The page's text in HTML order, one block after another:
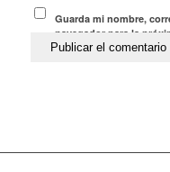
Guarda mi nombre,
navegador para la